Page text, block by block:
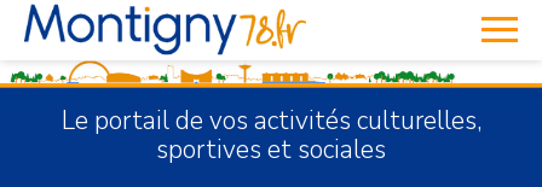
Le portail de vos activités culturelles,
sportives et sociales